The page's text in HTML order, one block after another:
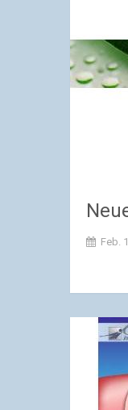
Feb.